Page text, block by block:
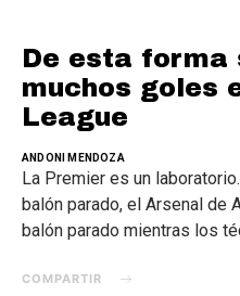
De esta forma
muchos goles
League
ANDONI MENDOZA
La Premier es un
balón parado, el Arsenal de
balón parado mientras los
COMPARTIR